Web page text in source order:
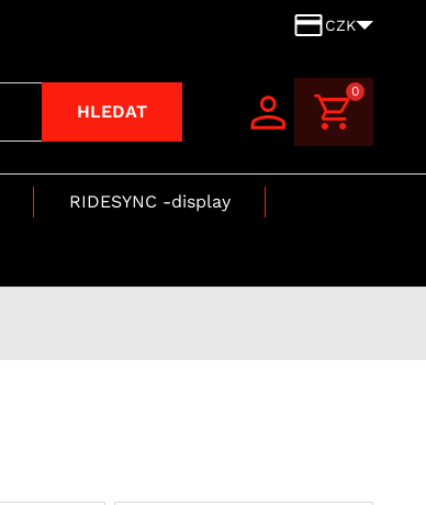
CZK
HLEDAT
0
RIDESYNC -display